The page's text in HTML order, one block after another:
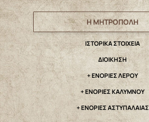
Η ΜΗΤΡΟΠΟΛΗ
IΣΤΟΡΙΚΑ ΣΤΟΙΧΕΙΑ
ΔΙΟΙΚΗΣΗ
+ ΕΝΟΡΙΕΣ ΛΕΡΟΥ
+ ΕΝΟΡΙΕΣ ΚΑΛΥΜΝΟΥ
+ ΕΝΟΡΙΕΣ ΑΣΤΥΠΑΛΑΙΑΣ